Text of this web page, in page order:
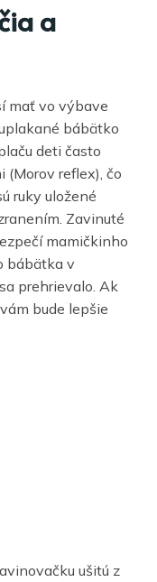
a
mať vo výbave
bábätko
deti často
reflex), čo
ruky uložené
Zavinuté
mamičkinho
bábätka v
prehrievalo. Ak
bude lepšie
ušitú z